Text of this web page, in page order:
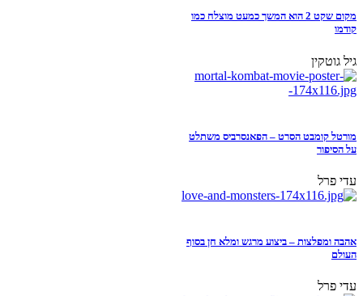
מקום שקט 2 הוא המשך כמעט מוצלח כמו
קודמו
גיל גוטקין
מורטל קומבט הסרט – הפאנסרביס משתלט
על הסיפור
עדי פרל
אהבה ומפלצות – ביצוע מרגש ומלא חן בסוף
העולם
עדי פרל